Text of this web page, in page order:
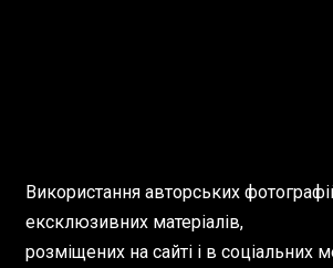
Використання авторських
ексклюзивних матеріалів,
розміщених на сайті і в соціальних